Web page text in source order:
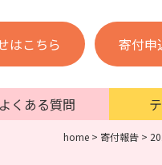
はこちら 寄付申
くある質問
home > 寄付報告 >